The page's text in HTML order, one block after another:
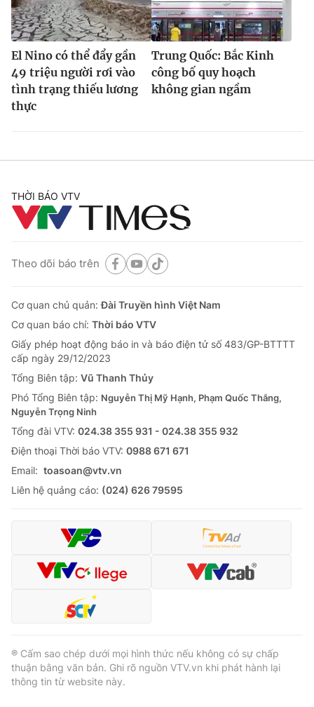
El Nino có thể đẩy gần
49 triệu người rơi vào
tình trạng thiếu lương
thực
Trung Quốc: Bắc Kinh
công bố quy hoạch
không gian ngầm
THỜI BÁO VTV
Theo dõi báo trên
Cơ quan chủ quản:Đài Truyền hình Việt Nam
Cơ quan báo chí: Thời báo VTV
Giấy phép hoạt động báo in và báo điện tử số 483/GP-BTTTT
cấp ngày 29/12/2023
Tổng Biên tập: Vũ Thanh Thủy
Phó Tổng Biên tập: Nguyễn Thị Mỹ Hạnh, Phạm Quốc Thắng,
Nguyễn Trọng Ninh
Tổng đài VTV: 024.38 355 931 - 024.38 355 932
Ðiện thoại Thời báo VTV: 0988 671 671
Email: toasoan@vtv.vn
Liên hệ quảng cáo: (024) 626 79595
® Cấm sao chép dưới mọi hình thức nếu không có sự chấp
thuận bằng văn bản. Ghi rõ nguồn VTV.vn khi phát hành lại
thông tin từ website này.